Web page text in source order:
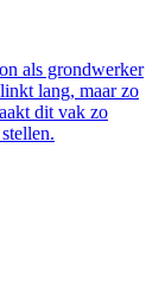
als grondwerker
lang, maar zo
dit vak zo